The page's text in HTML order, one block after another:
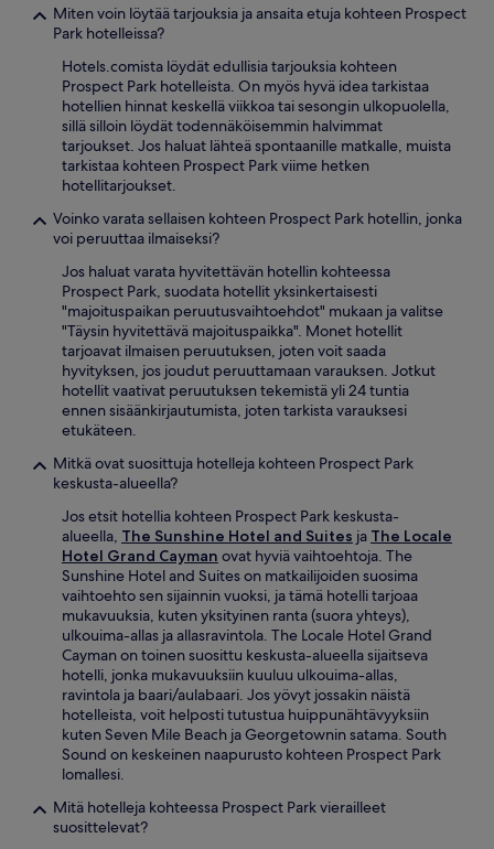
Miten voin löytää tarjouksia ja ansaita etuja kohteen Prospect
Park hotelleissa?
Hotels.comista löydät edullisia tarjouksia kohteen
Prospect Park hotelleista. On myös hyvä idea tarkistaa
hotellien hinnat keskellä viikkoa tai sesongin ulkopuolella,
sillä silloin löydät todennäköisemmin halvimmat
tarjoukset. Jos haluat lähteä spontaanille matkalle, muista
tarkistaa kohteen Prospect Park viime hetken
hotellitarjoukset.
Voinko varata sellaisen kohteen Prospect Park hotellin, jonka
voi peruuttaa ilmaiseksi?
Jos haluat varata hyvitettävän hotellin kohteessa
Prospect Park, suodata hotellit yksinkertaisesti
"majoituspaikan peruutusvaihtoehdot" mukaan ja valitse
"Täysin hyvitettävä majoituspaikka". Monet hotellit
tarjoavat ilmaisen peruutuksen, joten voit saada
hyvityksen, jos joudut peruuttamaan varauksen. Jotkut
hotellit vaativat peruutuksen tekemistä yli 24 tuntia
ennen sisäänkirjautumista, joten tarkista varauksesi
etukäteen.
Mitkä ovat suosittuja hotelleja kohteen Prospect Park
keskusta-alueella?
Jos etsit hotellia kohteen Prospect Park keskusta-
alueella, The Sunshine Hotel and Suites ja The Locale
Hotel Grand Cayman ovat hyviä vaihtoehtoja. The
Sunshine Hotel and Suites on matkailijoiden suosima
vaihtoehto sen sijainnin vuoksi, ja tämä hotelli tarjoaa
mukavuuksia, kuten yksityinen ranta (suora yhteys),
ulkouima-allas ja allasravintola. The Locale Hotel Grand
Cayman on toinen suosittu keskusta-alueella sijaitseva
hotelli, jonka mukavuuksiin kuuluu ulkouima-allas,
ravintola ja baari/aulabaari. Jos yövyt jossakin näistä
hotelleista, voit helposti tutustua huippunähtävyyksiin
kuten Seven Mile Beach ja Georgetownin satama. South
Sound on keskeinen naapurusto kohteen Prospect Park
lomallesi.
Mitä hotelleja kohteessa Prospect Park vierailleet
suosittelevat?